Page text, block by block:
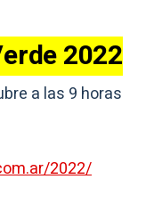
2022
a las 9 horas
2022/